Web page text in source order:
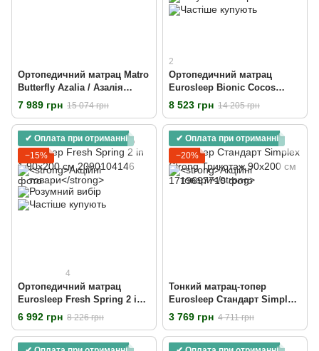
Ортопедичний матрац Matro
Butterfly Azalia / Азалія
90х200 см
7 989 грн 15 074 грн
2
Ортопедичний матрац
Eurosleep Bionic Cocos
90х200 см
8 523 грн 14 205 грн
✔ Оплата при отриманні
−15%
4
Ортопедичний матрац
Eurosleep Fresh Spring 2 in 1
90х200 см
6 992 грн 8 226 грн
✔ Оплата при отриманні
−20%
Тонкий матрац-топер
Eurosleep Стандарт Simplex
Strong Трикотаж 90х200 см
3 769 грн 4 711 грн